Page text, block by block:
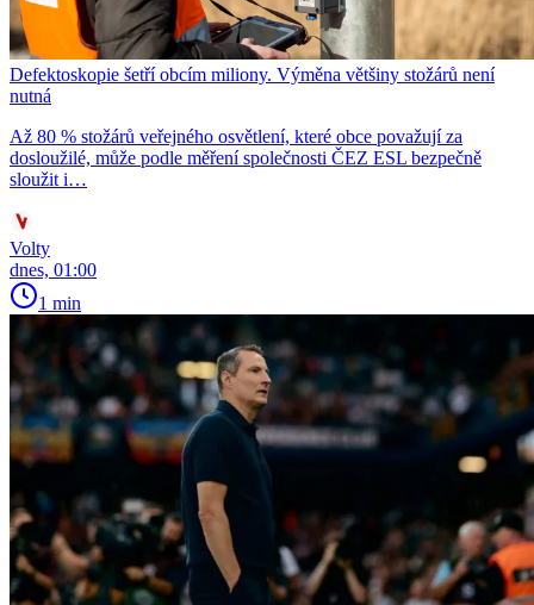
Defektoskopie šetří obcím miliony. Výměna většiny stožárů není
nutná
Až 80 % stožárů veřejného osvětlení, které obce považují za
dosloužilé, může podle měření společnosti ČEZ ESL bezpečně
sloužit i…
Volty
dnes, 01:00
1 min